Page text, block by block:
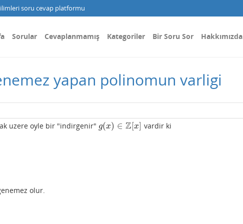
soru cevap platformu
Sorular Cevaplanmamış Kategoriler Bir Soru Sor Hakkımızda
yapan polinomun varligi
uzere oyle bir "indirgenir" g(x) ∈ Z[x]
g(x)∈ Z[ x] vardir ki
olur.